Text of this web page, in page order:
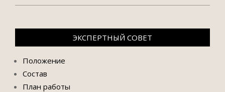
ЭКСПЕРТНЫЙ СОВЕТ
Положение
Состав
План работы